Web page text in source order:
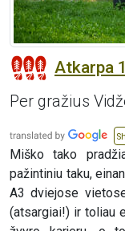
Atkarpa
Per gražius
Miško tako
pažintiniu taku,
A3 dviejose
(atsargiai!) ir toliau